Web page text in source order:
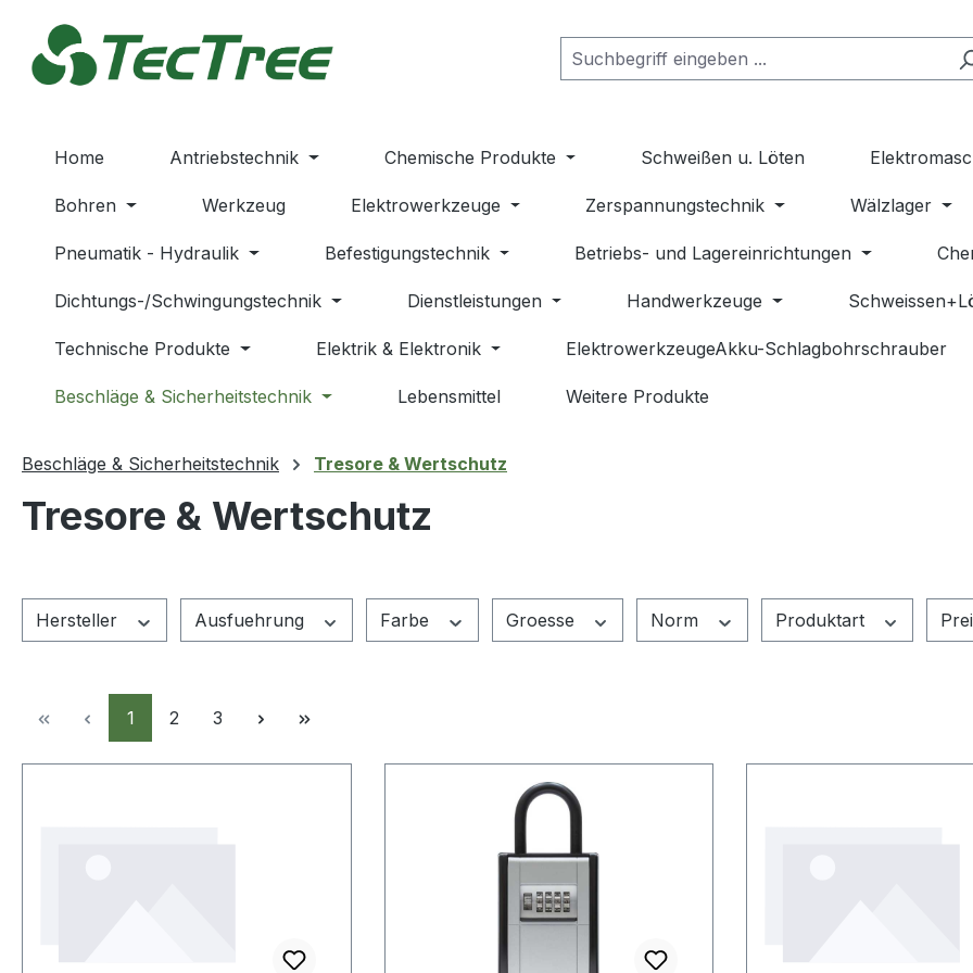
Hauptinhalt springen
Zur Suche springen
Zur Hauptnavigation springen
Home Antriebstechnik Chemische Produkte Schweißen u. Löten
Bohren Werkzeug Elektrowerkzeuge Zerspannungstechnik Wälzlager
Pneumatik - Hydraulik Befestigungstechnik Betriebs- und Lagereinrichtungen
Dichtungs-/Schwingungstechnik Dienstleistungen Handwerkzeuge
Technische Produkte Elektrik & Elektronik ElektrowerkzeugeAkku-Schlagbohrschrauber
Beschläge & Sicherheitstechnik Lebensmittel Weitere Produkte
Beschläge & Sicherheitstechnik Tresore & Wertschutz
Tresore & Wertschutz
Hersteller Ausfuehrung Farbe Groesse Norm Produktart
Seite
1 Seite
2 Seite
3